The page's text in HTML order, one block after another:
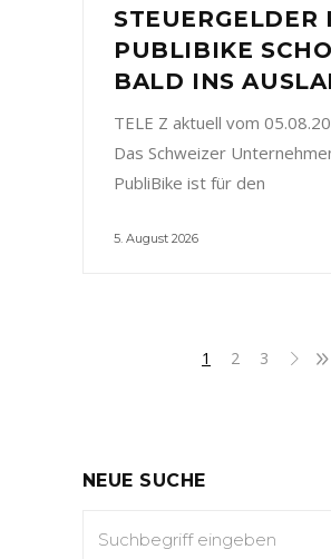
STEUERGELDER
PUBLIBIKE
BALD INS
TELE Z aktuell vom
Das Schweizer
PubliBike ist für den
5. August 2026
1 2 3
NEUE SUCHE